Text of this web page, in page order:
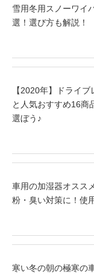
雪用冬用スノーワイ
選！選び方も解説！
【2020年】ドライ
と人気おすすめ16商
選ぼう♪
車用の加湿器オスス
粉・臭い対策に！使
寒い冬の朝の極寒の